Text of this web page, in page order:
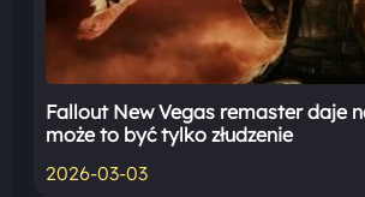
Fallout New Vegas remaster daje
może to być tylko złudzenie
2026-03-03